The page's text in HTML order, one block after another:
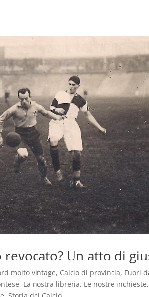
Un atto di
molto vintage, Calcio di provincia, Fuori
, La nostra libreria, Le nostre inchieste,
Storia del Calcio